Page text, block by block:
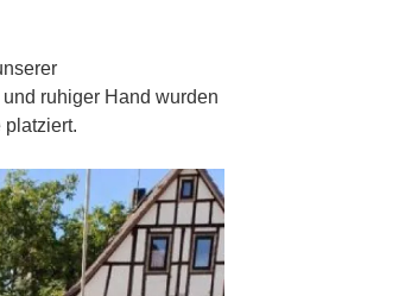
ruhiger Hand wurden
platziert.